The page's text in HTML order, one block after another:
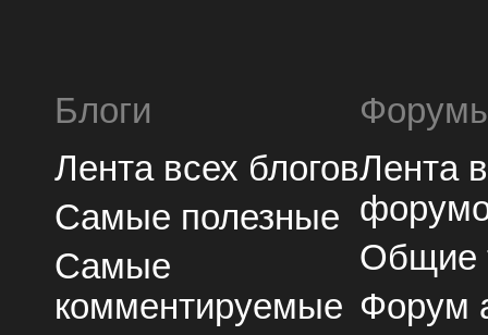
Блоги
Лента всех блогов
Самые полезные
Самые
комментируемые
Лента
Общие
Форум